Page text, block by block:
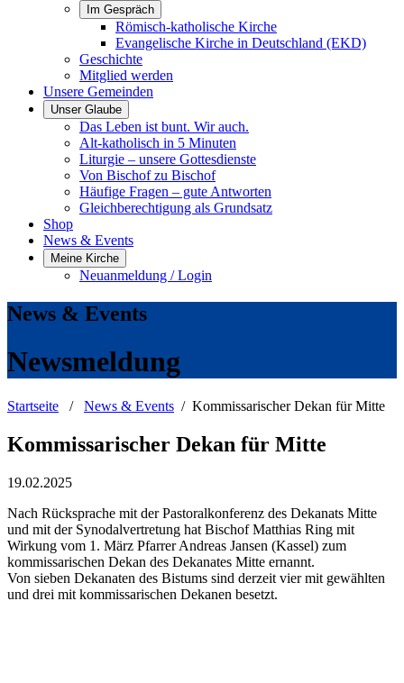
Im Gespräch
Römisch-katholische Kirche
Evangelische Kirche in Deutschland (EKD)
Geschichte
Mitglied werden
Unsere Gemeinden
Unser Glaube
Das Leben ist bunt. Wir auch.
Alt-katholisch in 5 Minuten
Liturgie – unsere Gottesdienste
Von Bischof zu Bischof
Häufige Fragen – gute Antworten
Gleichberechtigung als Grundsatz
Shop
News & Events
Meine Kirche
Neuanmeldung / Login
News & Events
Newsmeldung
Startseite / News & Events / Kommissarischer Dekan für Mitte
Kommissarischer Dekan für Mitte
19.02.2025
Nach Rücksprache mit der Pastoralkonferenz des Dekanats Mitte
und mit der Synodalvertretung hat Bischof Matthias Ring mit
Wirkung vom 1. März Pfarrer Andreas Jansen (Kassel) zum
kommissarischen Dekan des Dekanates Mitte ernannt.
Von sieben Dekanaten des Bistums sind derzeit vier mit gewählten
und drei mit kommissarischen Dekanen besetzt.